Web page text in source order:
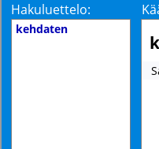
Hakuluettelo:
kehdaten